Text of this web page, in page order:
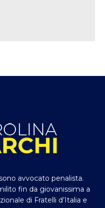
avvocato penalista.
fin da giovanissima a
di Fratelli d’Italia e